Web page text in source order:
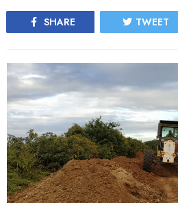
SHARE TWEET